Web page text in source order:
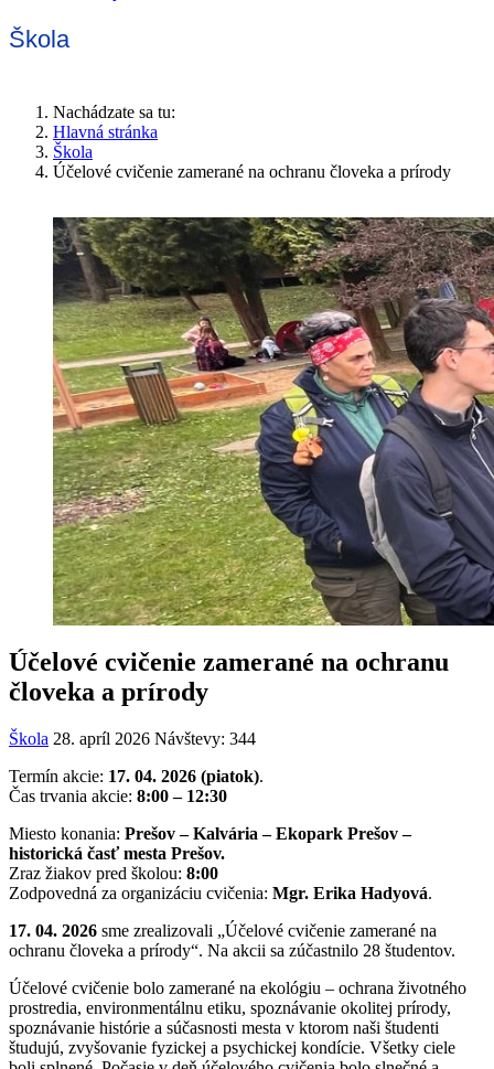
Škola
Nachádzate sa tu:
Hlavná stránka
Škola
Účelové cvičenie zamerané na ochranu človeka a prírody
Účelové cvičenie zamerané na ochranu
človeka a prírody
Škola 28. apríl 2026 Návštevy: 344
Termín akcie: 17. 04. 2026 (piatok).
Čas trvania akcie: 8:00 – 12:30
Miesto konania: Prešov – Kalvária – Ekopark Prešov –
historická časť mesta Prešov.
Zraz žiakov pred školou: 8:00
Zodpovedná za organizáciu cvičenia: Mgr. Erika Hadyová.
17. 04. 2026 sme zrealizovali „Účelové cvičenie zamerané na
ochranu človeka a prírody“. Na akcii sa zúčastnilo 28 študentov.
Účelové cvičenie bolo zamerané na ekológiu – ochrana životného
prostredia, environmentálnu etiku, spoznávanie okolitej prírody,
spoznávanie histórie a súčasnosti mesta v ktorom naši študenti
študujú, zvyšovanie fyzickej a psychickej kondície. Všetky ciele